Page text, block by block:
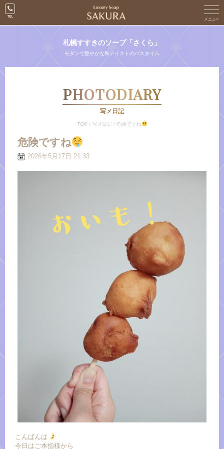
札幌すすきのソープ「さくら」
モダンで艶やかな和テイストのバスタイム
PHOTODIARY
写メ日記
TOP / 写メ日記 / 危険ですね
危険ですね
2026年5月17日 21:33
こんばんは
今日はご本指様から